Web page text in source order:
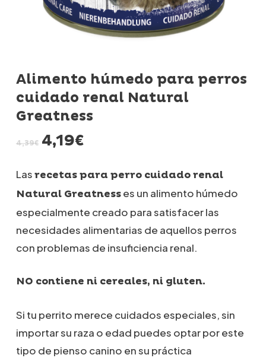
Alimento húmedo para perros
cuidado renal Natural
Greatness
4,39€ El
precio
era:
4,39€.
4,19€El
es:
4,19€.
Lasrecetas para perro cuidado renal
Natural Greatnesses un alimento húmedo
especialmente creado para satisfacer las
necesidades alimentarias de aquellos perros
con problemas de insuficiencia renal.
NO contiene ni cereales, ni gluten.
Si tu perrito merece cuidados especiales, sin
importar su raza o edad puedes optar por este
tipo de pienso canino en su práctica